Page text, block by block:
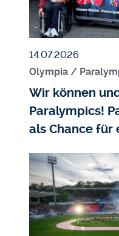
Veröffentlicht am
14.07.2026
Olympia /
Wir können
Paralympics!
als Chance für
Bildmedium
Bild